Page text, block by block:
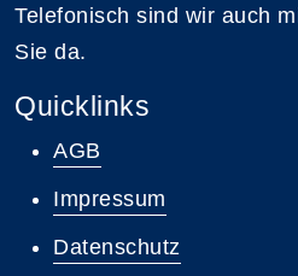
Telefonisch sind wir auch
Sie da.
Quicklinks
AGB
Impressum
Datenschutz